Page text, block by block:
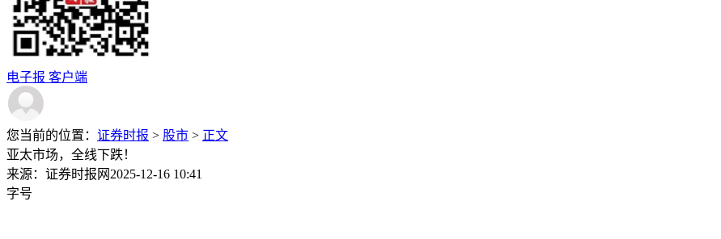
电子报 客户端
您当前的位置： 证券时报 > 股市 > 正文
亚太市场，全线下跌！
来源：证券时报网 2025-12-16 10:41
字号